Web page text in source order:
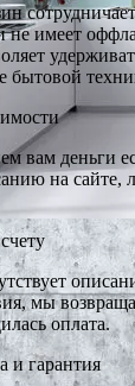
не имеет
бытовой
вам деньги
на сайте,
мы
оплата.
и гарантия